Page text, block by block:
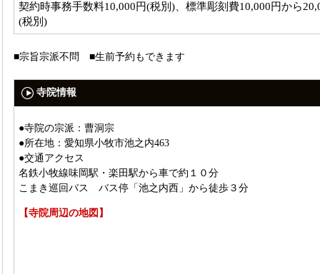
契約時事務手数料10,000円(税別)、標準彫刻費10,000円から
(税別)
■宗旨宗派不問 ■生前予約もできます
寺院情報
●寺院の宗派：曹洞宗
●所在地：愛知県小牧市池之内463
●交通アクセス
名鉄小牧線味岡駅・楽田駅から車で約１０分
こまき巡回バス バス停「池之内西」から徒歩３分
【寺院周辺の地図】